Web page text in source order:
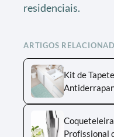
residenciais.
ARTIGOS
Kit de
Profissional